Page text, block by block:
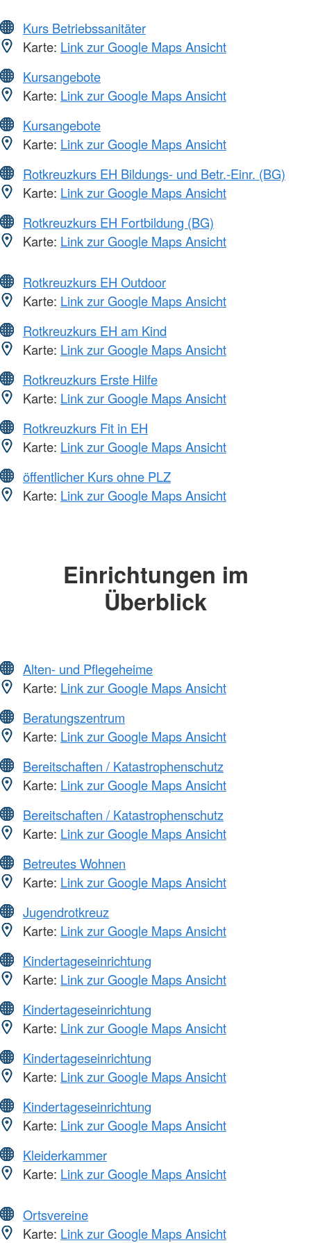
Kurs Betriebssanitäter
Karte: Link zur Google Maps Ansicht
Kursangebote
Karte: Link zur Google Maps Ansicht
Kursangebote
Karte: Link zur Google Maps Ansicht
Rotkreuzkurs EH Bildungs- und Betr.-Einr. (BG)
Karte: Link zur Google Maps Ansicht
Rotkreuzkurs EH Fortbildung (BG)
Karte: Link zur Google Maps Ansicht
Rotkreuzkurs EH Outdoor
Karte: Link zur Google Maps Ansicht
Rotkreuzkurs EH am Kind
Karte: Link zur Google Maps Ansicht
Rotkreuzkurs Erste Hilfe
Karte: Link zur Google Maps Ansicht
Rotkreuzkurs Fit in EH
Karte: Link zur Google Maps Ansicht
öffentlicher Kurs ohne PLZ
Karte: Link zur Google Maps Ansicht
Einrichtungen im
Überblick
Alten- und Pflegeheime
Karte: Link zur Google Maps Ansicht
Beratungszentrum
Karte: Link zur Google Maps Ansicht
Bereitschaften / Katastrophenschutz
Karte: Link zur Google Maps Ansicht
Bereitschaften / Katastrophenschutz
Karte: Link zur Google Maps Ansicht
Betreutes Wohnen
Karte: Link zur Google Maps Ansicht
Jugendrotkreuz
Karte: Link zur Google Maps Ansicht
Kindertageseinrichtung
Karte: Link zur Google Maps Ansicht
Kindertageseinrichtung
Karte: Link zur Google Maps Ansicht
Kindertageseinrichtung
Karte: Link zur Google Maps Ansicht
Kindertageseinrichtung
Karte: Link zur Google Maps Ansicht
Kleiderkammer
Karte: Link zur Google Maps Ansicht
Ortsvereine
Karte: Link zur Google Maps Ansicht